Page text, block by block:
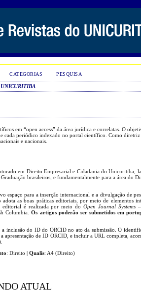
CATEGORIAS PESQUISA
UNICURITIBA
em “open access” da área jurídica e correlatas. O
cada periódico indexado no portal científico. Como
e nacionais.
em Direito Empresarial e Cidadania do Unicuritiba,
brasileiros, e fundamentalmente para a área do
para a inserção internacional e a divulgação de
as boas práticas editoriais, por meio de elementos
editorial é realizada por meio doOpen Journal Systems–
Columbia.Os artigos poderão ser submetidos em
inclusão do ID do ORCID no ato da submissão. O
apresentação de ID ORCID, e incluir a URL completa,
: Direito |Qualis: A4 (Direito)
ATUAL